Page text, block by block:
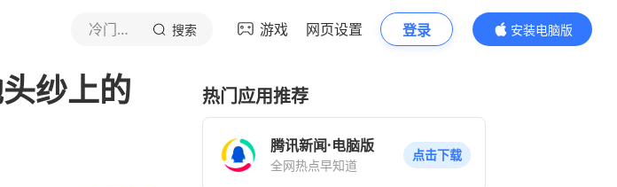
冷门神剧社 搜索 游戏 网页设置 登录
安装电脑版
内容更精彩
纱上的
热门应用推荐
腾讯新闻·电脑版
全网热点早知道
点击下载